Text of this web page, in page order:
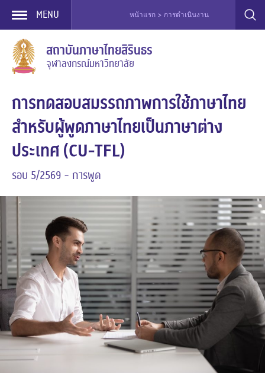
Skip
content
MENU หน้าแรก > การดำเนินงาน / การบริการ > ป
สถาบันภาษาไทยสิรินธร
จุฬาลงกรณ์มหาวิทยาลัย
การทดสอบสมรรถภาพการใช้ภาษาไทย
สำหรับผู้พูดภาษาไทยเป็นภาษาต่าง
ประเทศ (CU-TFL)
รอบ 5/2569 - การพูด